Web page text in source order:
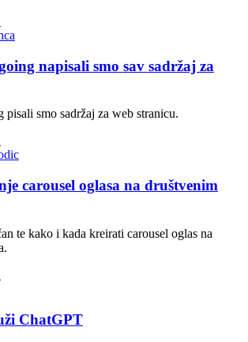
napisali smo sav sadržaj za
pisali smo sadržaj za web stranicu.
carousel oglasa na društvenim
te kako i kada kreirati carousel oglas na
ChatGPT